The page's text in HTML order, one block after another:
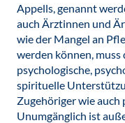
Appells, genannt
auch Ärztinnen und
wie der Mangel an
werden können,
psychologische,
spirituelle
Zugehöriger wie auch
Unumgänglich ist